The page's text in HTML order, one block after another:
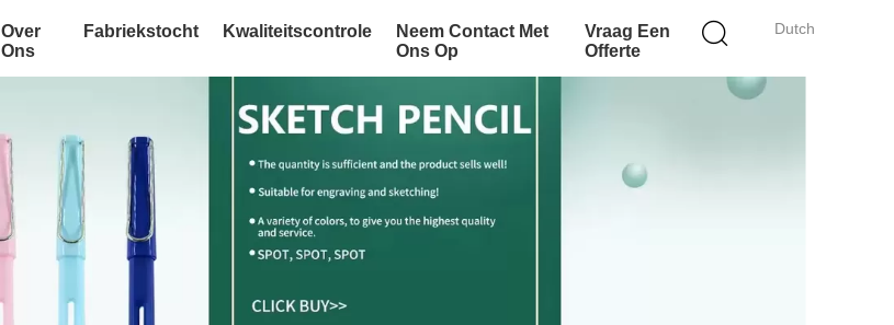
Dutch
Over
Ons
Fabriekstocht Kwaliteitscontrole
Neem Contact Met
Ons Op
Vraag Een
Offerte